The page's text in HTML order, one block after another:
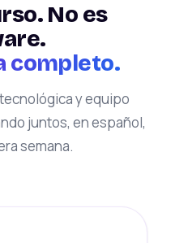
No es
completo.
y equipo
juntos, en español,
semana.